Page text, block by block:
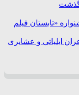
«تابستان فیلم
ایلیاتی و عشایری